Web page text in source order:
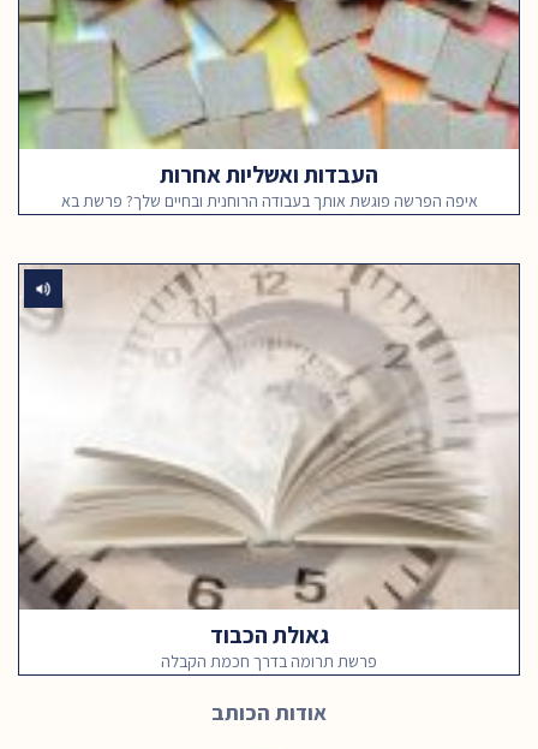
העבדות ואשליות אחרות
איפה הפרשה פוגשת אותך בעבודה הרוחנית ובחיים שלך? פרשת בא
גאולת הכבוד
פרשת תרומה בדרך חכמת הקבלה
אודות הכותב